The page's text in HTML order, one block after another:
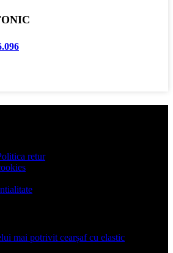
retur
mai potrivit cearșaf cu elastic